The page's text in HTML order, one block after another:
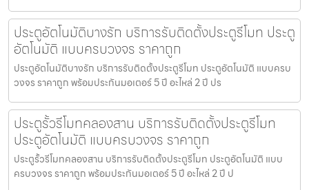
ประตูอัตโนมัติบางรัก บริการรับติดตั้งประตูรีโมท ประตู
อัตโนมัติ แบบครบวงจร ราคาถูก
ประตูอัตโนมัติบางรัก บริการรับติดตั้งประตูรีโมท ประตูอัตโนมัติ แบบครบ
วงจร ราคาถูก พร้อมประกันมอเตอร์ 5 ปี อะไหล่ 2 ปี ปร
ประตูรั้วรีโมทคลองสาน บริการรับติดตั้งประตูรีโมท
ประตูอัตโนมัติ แบบครบวงจร ราคาถูก
ประตูรั้วรีโมทคลองสาน บริการรับติดตั้งประตูรีโมท ประตูอัตโนมัติ แบบ
ครบวงจร ราคาถูก พร้อมประกันมอเตอร์ 5 ปี อะไหล่ 2 ปี ป